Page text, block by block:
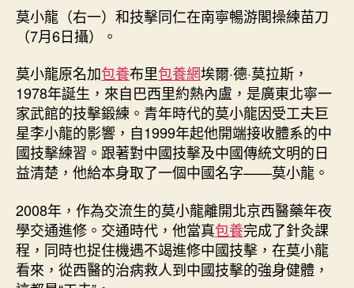
的
之
道
_
中
國
網〉
中
莫小龍（右一）和技擊同仁在南寧暢游閣操練苗刀
（7月6日攝）。
莫小龍原名加包養布里包養網埃爾·德·莫拉斯，
1978年誕生，來自巴西里約熱內盧，是廣東北寧一
家武館的技擊鍛練。青年時代的莫小龍因受工夫巨
星李小龍的影響，自1999年起他開端接收體系的中
國技擊練習。跟著對中國技擊及中國傳統文明的日
益清楚，他給本身取了一個中國名字——莫小龍。
2008年，作為交流生的莫小龍離開北京西醫藥年夜
學交通進修。交通時代，他當真包養完成了針灸課
程，同時也捉住機遇不竭進修中國技擊，在莫小龍
看來，從西醫的治病救人到中國技擊的強身健體，